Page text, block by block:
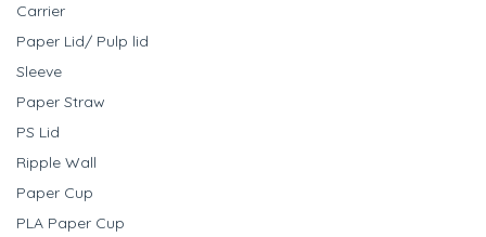
Carrier
Paper Lid/ Pulp lid
Sleeve
Paper Straw
PS Lid
Ripple Wall
Paper Cup
PLA Paper Cup